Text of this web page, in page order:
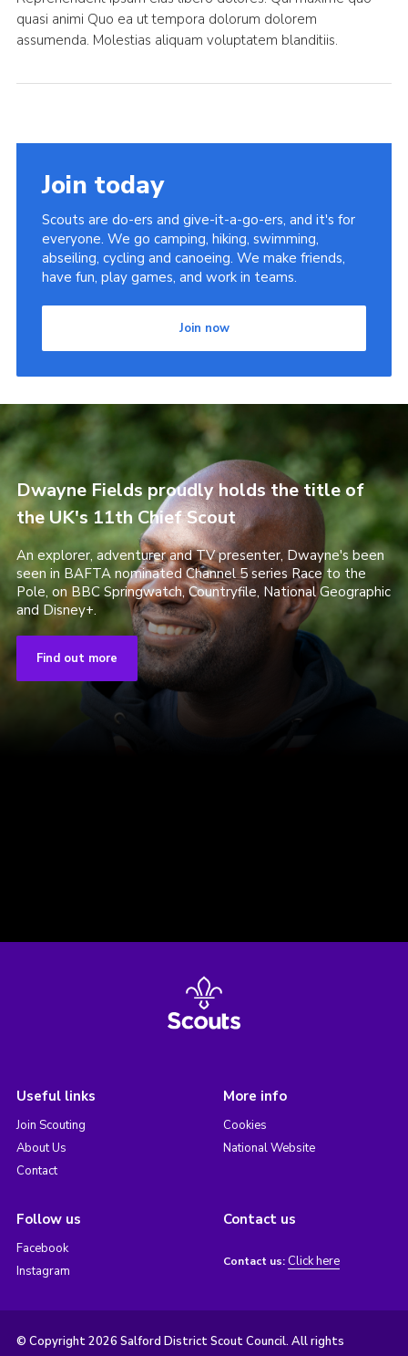
quasi animi Quo ea ut tempora dolorum dolorem
assumenda. Molestias aliquam voluptatem blanditiis.
Join today
Scouts are do-ers and give-it-a-go-ers, and it's for
everyone. We go camping, hiking, swimming,
abseiling, cycling and canoeing. We make friends,
have fun, play games, and work in teams.
Join now
Dwayne Fields proudly holds the title of
the UK's 11th Chief Scout
An explorer, adventurer and TV presenter, Dwayne's been
seen in BAFTA nominated Channel 5 series Race to the
Pole, on BBC Springwatch, Countryfile, National Geographic
and Disney+.
Find out more
Useful links
Join Scouting
About Us
Contact
More info
Cookies
National Website
Follow us
Facebook
Instagram
Contact us
Contact us: Click here
© Copyright 2026 Salford District Scout Council. All rights